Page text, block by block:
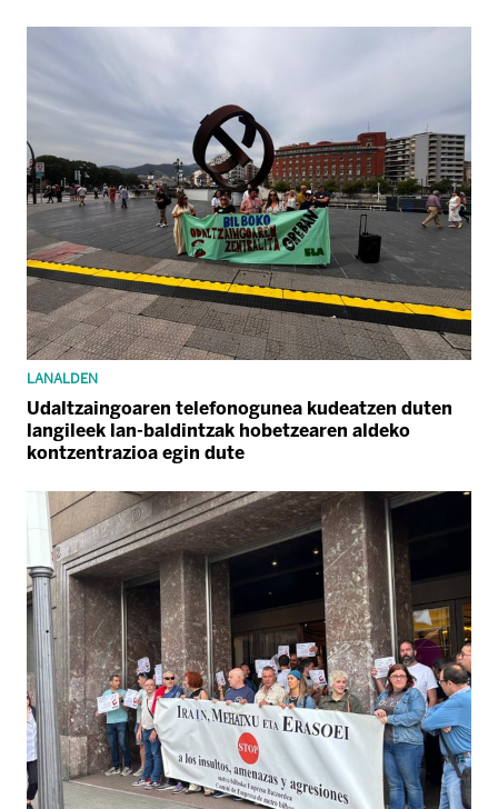
LANALDEN
Udaltzaingoaren telefonogunea kudeatzen duten
langileek lan-baldintzak hobetzearen aldeko
kontzentrazioa egin dute